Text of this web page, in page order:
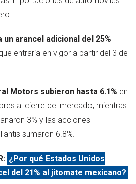
un arancel adicional del 25%
entraría en vigor a partir del 3 de
Motors subieron hasta 6.1% en
al cierre del mercado, mientras
3% y las acciones
sumaron 6.8%.
¿Por qué Estados Unidos
del 21% al jitomate mexicano?